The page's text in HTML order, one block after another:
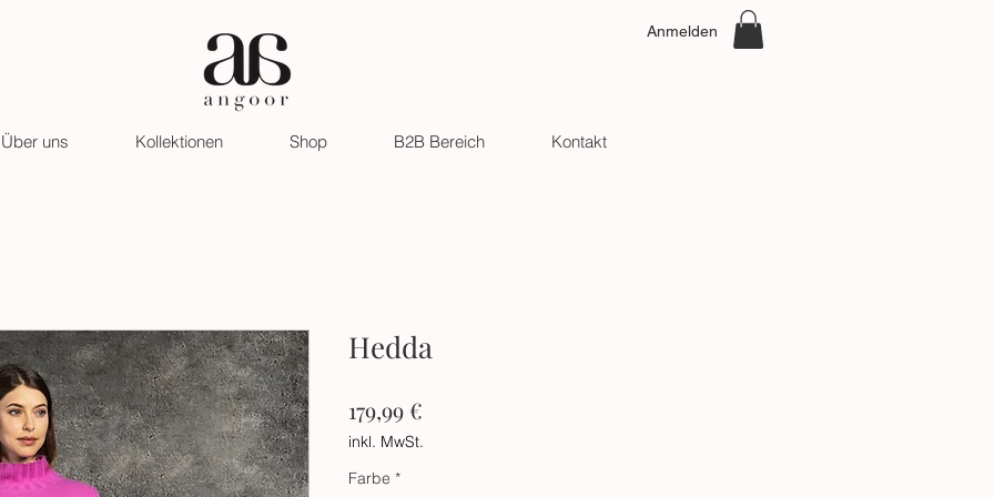
Anmelden
Über uns Kollektionen Shop B2B Bereich Kontakt
Hedda
179,99 €
inkl. MwSt.
Farbe *